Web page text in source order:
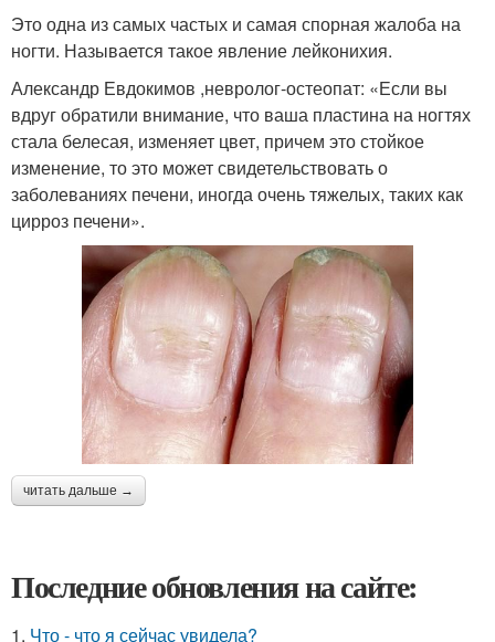
Это одна из самых частых и самая спорная жалоба на
ногти. Называется такое явление лейконихия.
Александр Евдокимов ,невролог-остеопат: «Если вы
вдруг обратили внимание, что ваша пластина на ногтях
стала белесая, изменяет цвет, причем это стойкое
изменение, то это может свидетельствовать о
заболеваниях печени, иногда очень тяжелых, таких как
цирроз печени».
читать дальше →
Последние обновления на сайте:
1. Что - что я сейчас увидела?